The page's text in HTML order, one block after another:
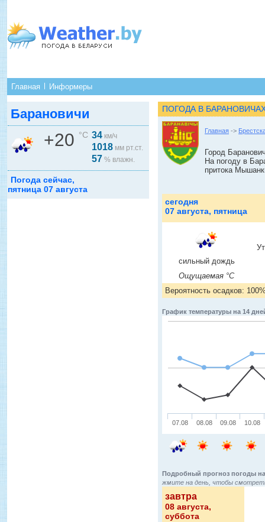
Главная Информеры
Барановичи
+20 °C 34 км/ч
1018 мм рт.ст.
57 % влажн.
Погода сейчас,
пятница 07 августа
ПОГОДА В
Главная ->
Город
На погоду в
притока
сегодня
07 августа, пятница
сильный дождь
Ощущаемая °C
Вероятность осадков:
График температуры на 14
07.08 08.08 09.08 10.08
Подробный прогноз погоды
жмите на день, чтобы
завтра
08 августа,
суббота